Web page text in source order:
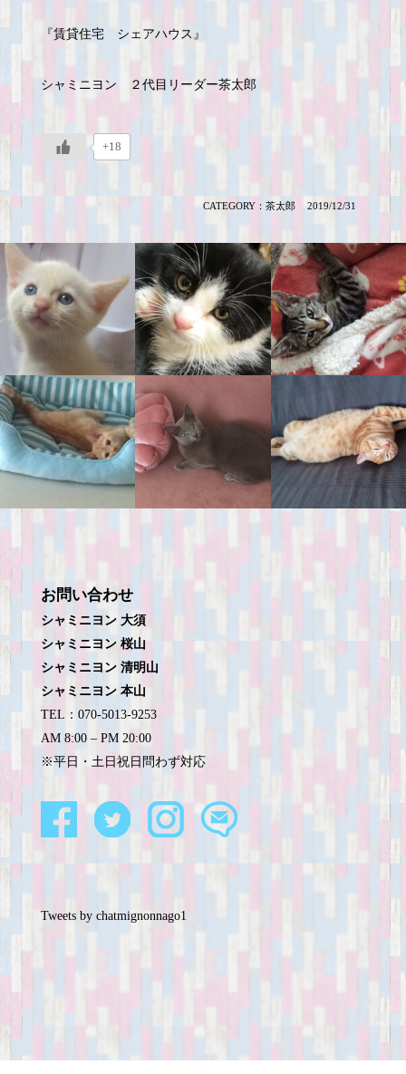
『賃貸住宅 シェアハウス』
シャミニヨン ２代目リーダー茶太郎
+18
CATEGORY：茶太郎 2019/12/31
お問い合わせ
シャミニヨン 大須
シャミニヨン 桜山
シャミニヨン 清明山
シャミニヨン 本山
TEL：070-5013-9253
AM 8:00 – PM 20:00
※平日・土日祝日問わず対応
Tweets by chatmignonnago1